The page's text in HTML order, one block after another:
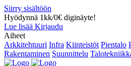
Siirry sisältöön
Hyödynnä 1kk/0€ diginäyte!
Lue lisää Kirjaudu
Aiheet
Arkkitehtuuri Infra Kiinteistöt Pientalo
Rakentaminen Suunnittelu